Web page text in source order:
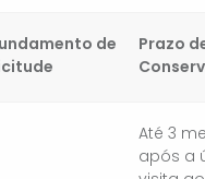
de
Prazo
Até 3
após a